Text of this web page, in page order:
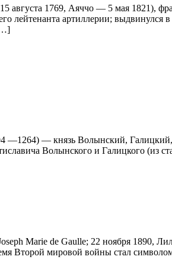
августа 1769, Аяччо — 5 мая 1821),
лейтенанта артиллерии;
— князь Волынский,
Волынского и Галицкого (из
Marie de Gaulle; 22 ноября 1890,
Второй мировой войны стал